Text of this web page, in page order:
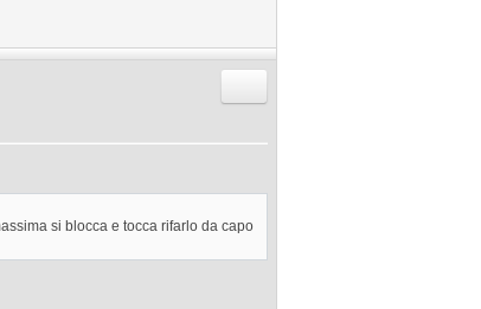
si blocca e tocca rifarlo da capo